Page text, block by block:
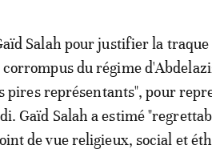
Salah pour justifier la
du régime
pires représentants", pour
Gaïd Salah a estimé
de vue religieux, social et